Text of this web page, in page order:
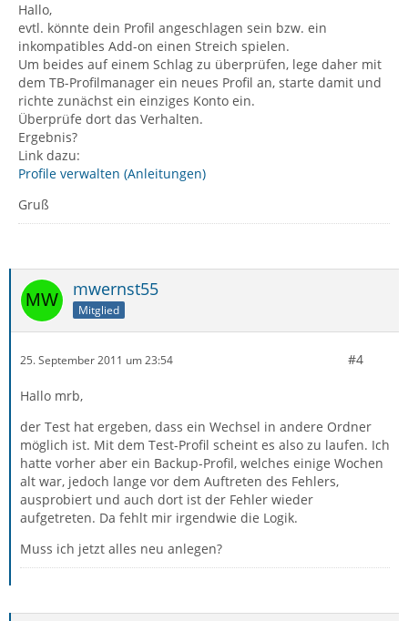
Hallo,
evtl. könnte dein Profil angeschlagen sein bzw. ein
inkompatibles Add-on einen Streich spielen.
Um beides auf einem Schlag zu überprüfen, lege daher mit
dem TB-Profilmanager ein neues Profil an, starte damit und
richte zunächst ein einziges Konto ein.
Überprüfe dort das Verhalten.
Ergebnis?
Link dazu:
Profile verwalten (Anleitungen)
Gruß
mwernst55
Mitglied
25. September 2011 um 23:54 #4
Hallo mrb,
der Test hat ergeben, dass ein Wechsel in andere Ordner
möglich ist. Mit dem Test-Profil scheint es also zu laufen. Ich
hatte vorher aber ein Backup-Profil, welches einige Wochen
alt war, jedoch lange vor dem Auftreten des Fehlers,
ausprobiert und auch dort ist der Fehler wieder
aufgetreten. Da fehlt mir irgendwie die Logik.
Muss ich jetzt alles neu anlegen?